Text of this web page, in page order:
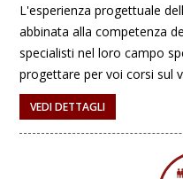
L'esperienza progettuale
abbinata alla competenza
specialisti nel loro campo
progettare per voi corsi sul
VEDI DETTAGLI